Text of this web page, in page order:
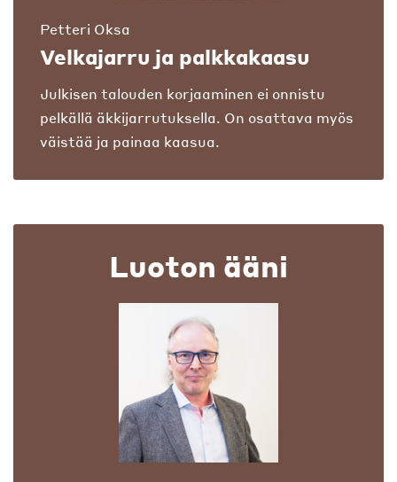
Petteri Oksa
Velkajarru ja palkkakaasu
Julkisen talouden korjaaminen ei onnistu
pelkällä äkkijarrutuksella. On osattava myös
väistää ja painaa kaasua.
Luoton ääni